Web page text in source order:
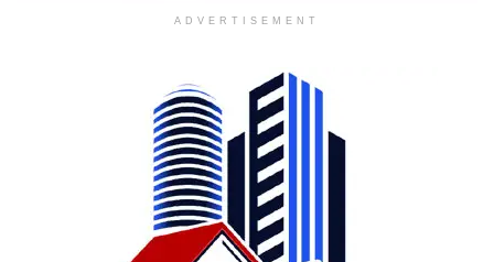
ADVERTISEMENT